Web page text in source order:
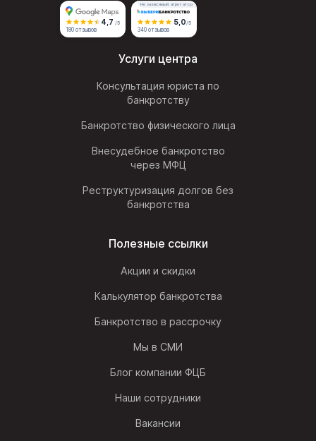
4,7 /5
180 отзывов
Независимый агрегатор
5,0/5
340 отзывов
Услуги центра
Консультация юриста по
банкротству
Банкротство физического лица
Внесудебное банкротство
через МФЦ
Реструктуризация долгов без
банкротства
Полезные ссылки
Акции и скидки
Калькулятор банкротства
Банкротство в рассрочку
Мы в СМИ
Блог компании ФЦБ
Наши сотрудники
Вакансии